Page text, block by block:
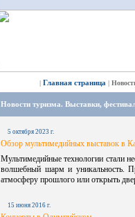
| Главная страница |
Новости туризма. Выставки,
5 октября 2023 г.
Обзор мультимедийных выставок в
Мультимедийные технологии стали
волшебный шарм и уникальность.
атмосферу прошлого или открыть
15 июня 2016 г.